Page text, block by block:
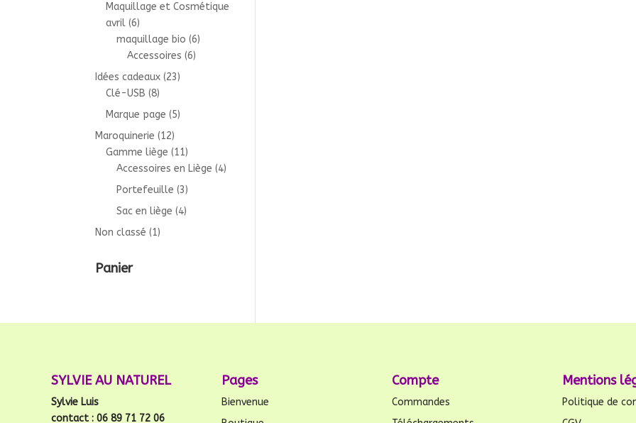
Maquillage et Cosmétique
avril (6)
maquillage bio (6)
Accessoires (6)
Idées cadeaux (23)
Clé-USB (8)
Marque page (5)
Maroquinerie (12)
Gamme liège (11)
Accessoires en Liège (4)
Portefeuille (3)
Sac en liège (4)
Non classé (1)
Panier
SYLVIE AU NATUREL
Sylvie Luis
contact : 06 89 71 72 06
Pages
Bienvenue
Compte
Commandes
Mentions
Politique de